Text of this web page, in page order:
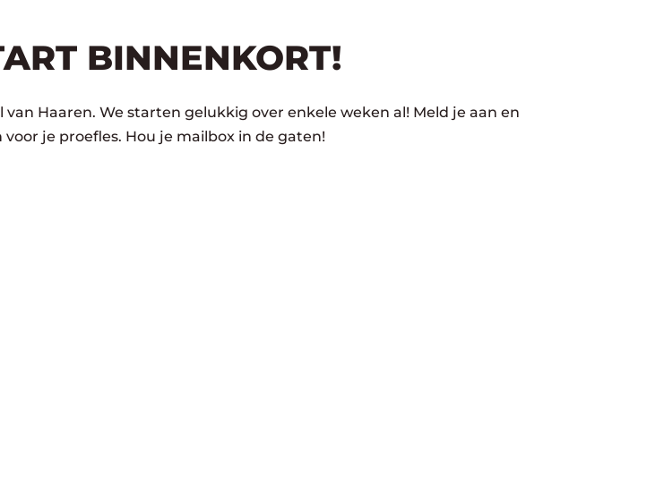
BINNENKORT!
Haaren. We starten gelukkig over enkele weken al! Meld je aan en
je proefles. Hou je mailbox in de gaten!